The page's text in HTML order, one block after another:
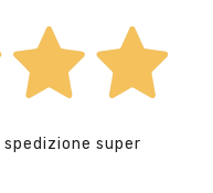
super